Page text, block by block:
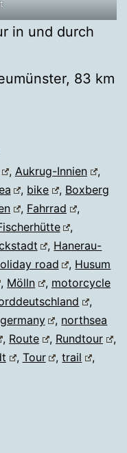
in und durch
83 km
, Aukrug-Innien
,
, bike , Boxberg
, Fahrrad
,
,
, Hanerau-
road , Husum
, Mölln , motorcycle
,
, northsea
, Route , Rundtour
,
, Tour ,trail
,